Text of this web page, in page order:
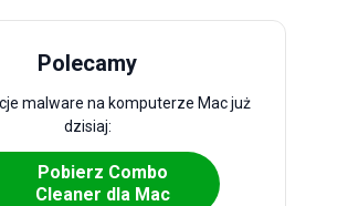
Polecamy
malware na komputerze Mac już
dzisiaj:
Pobierz Combo
Cleaner dla Mac